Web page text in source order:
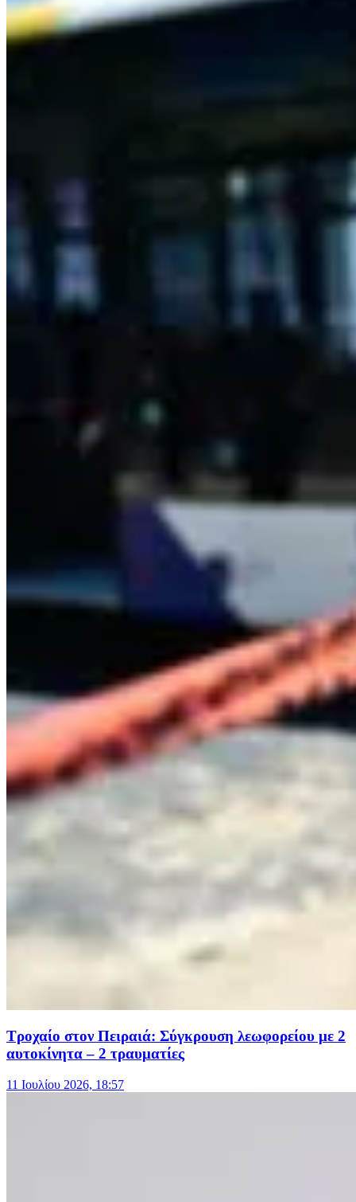
Τροχαίο στον Πειραιά: Σύγκρουση λεωφορείου με 2
αυτοκίνητα – 2 τραυματίες
11 Ιουλίου 2026, 18:57